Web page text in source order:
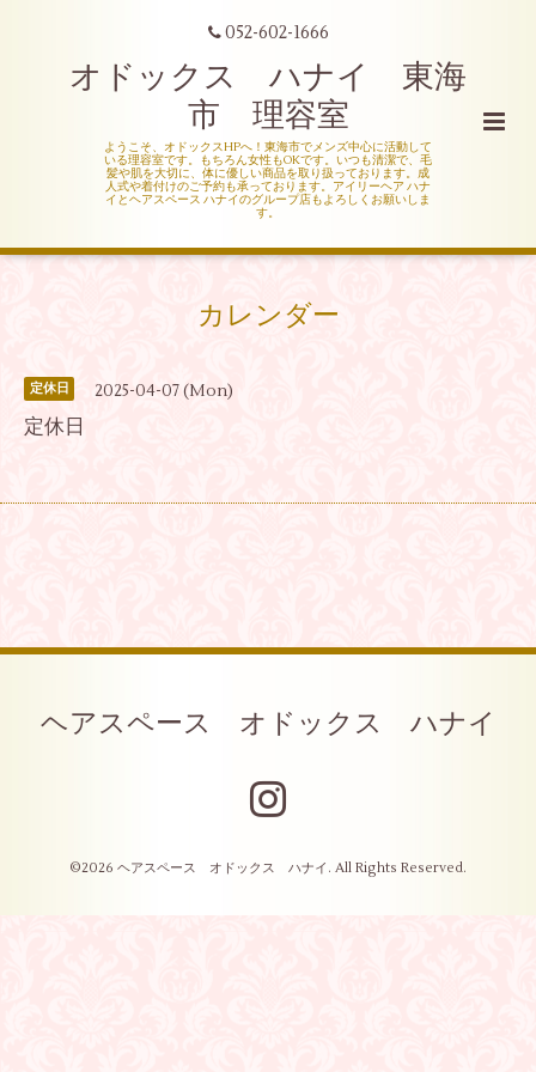
052-602-1666
オドックス ハナイ 東海
市 理容室
ようこそ、オドックスHPへ！東海市でメンズ中心に活動して
いる理容室です。もちろん女性もOKです。いつも清潔で、毛
髪や肌を大切に、体に優しい商品を取り扱っております。成
人式や着付けのご予約も承っております。アイリーヘア ハナ
イとヘアスペース ハナイのグループ店もよろしくお願いしま
す。
カレンダー
定休日 2025-04-07 (Mon)
定休日
ヘアスペース オドックス ハナイ
©2026 ヘアスペース オドックス ハナイ . All Rights Reserved.